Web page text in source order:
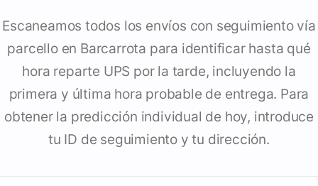
Escaneamos todos los envíos con seguimiento vía
parcello en Barcarrota para identificar hasta qué
hora reparte UPS por la tarde, incluyendo la
primera y última hora probable de entrega. Para
obtener la predicción individual de hoy, introduce
tu ID de seguimiento y tu dirección.